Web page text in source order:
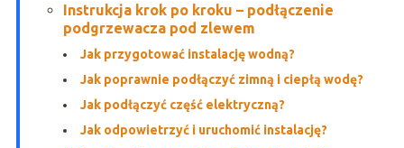
Instrukcja krok po kroku – podłączenie
podgrzewacza pod zlewem
Jak przygotować instalację wodną?
Jak poprawnie podłączyć zimną i ciepłą wodę?
Jak podłączyć część elektryczną?
Jak odpowietrzyć i uruchomić instalację?